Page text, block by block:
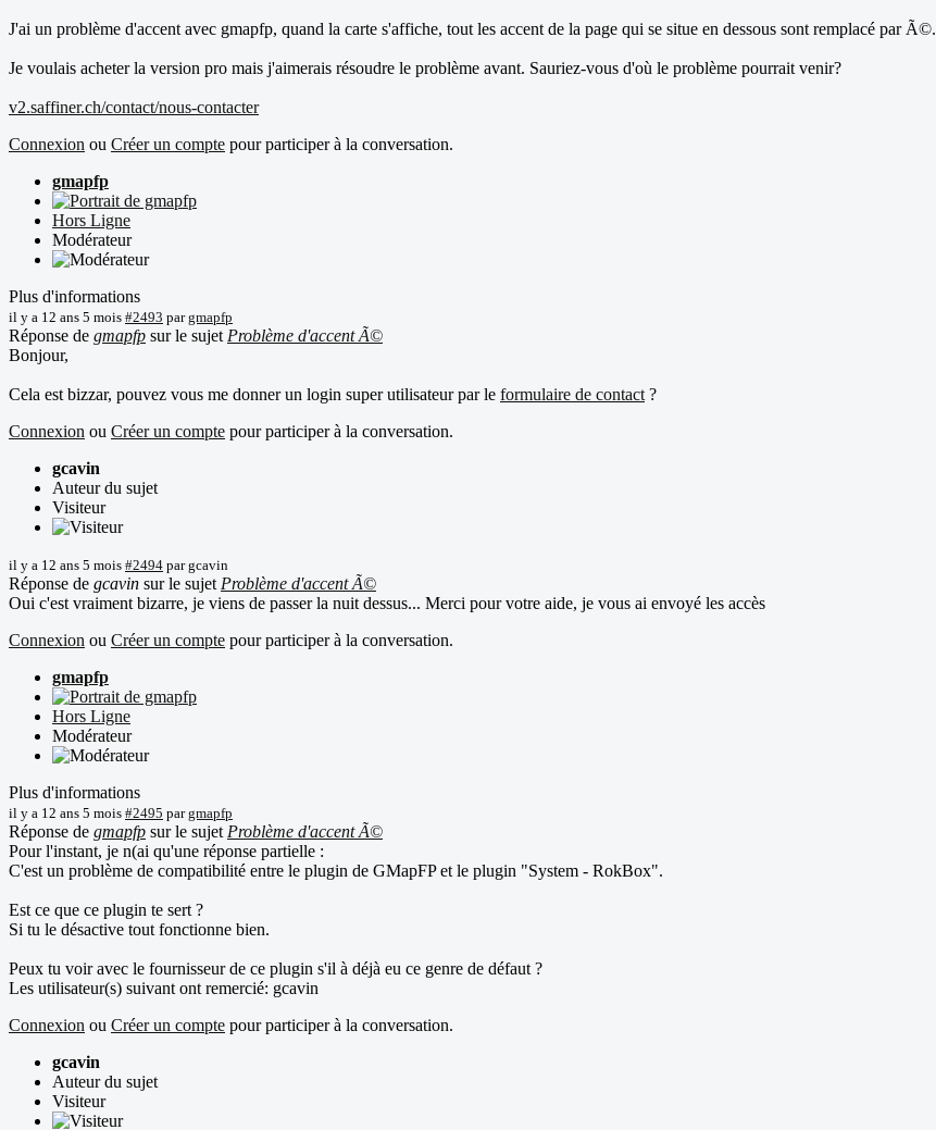
J'ai un problème d'accent avec gmapfp, quand la carte s'affiche, tout les accent de la page qui se situe en dessous sont remplacé par Ã©.
Je voulais acheter la version pro mais j'aimerais résoudre le problème avant. Sauriez-vous d'où le problème pourrait venir?
v2.saffiner.ch/contact/nous-contacter
Connexion ou Créer un compte pour participer à la conversation.
gmapfp
Hors Ligne
Modérateur
Plus d'informations
il y a 12 ans 5 mois #2493 pargmapfp
Réponse de gmapfp sur le sujet Problème d'accent Ã©
Bonjour,
Cela est bizzar, pouvez vous me donner un login super utilisateur par le formulaire de contact ?
Connexion ou Créer un compte pour participer à la conversation.
gcavin
Auteur du sujet
Visiteur
il y a 12 ans 5 mois #2494 pargcavin
Réponse de gcavin sur le sujet Problème d'accent Ã©
Oui c'est vraiment bizarre, je viens de passer la nuit dessus... Merci pour votre aide, je vous ai envoyé les accès
Connexion ou Créer un compte pour participer à la conversation.
gmapfp
Hors Ligne
Modérateur
Plus d'informations
il y a 12 ans 5 mois #2495 pargmapfp
Réponse de gmapfp sur le sujet Problème d'accent Ã©
Pour l'instant, je n(ai qu'une réponse partielle :
C'est un problème de compatibilité entre le plugin de GMapFP et le plugin "System - RokBox".
Est ce que ce plugin te sert ?
Si tu le désactive tout fonctionne bien.
Peux tu voir avec le fournisseur de ce plugin s'il à déjà eu ce genre de défaut ?
Les utilisateur(s) suivant ont remercié: gcavin
Connexion ou Créer un compte pour participer à la conversation.
gcavin
Auteur du sujet
Visiteur